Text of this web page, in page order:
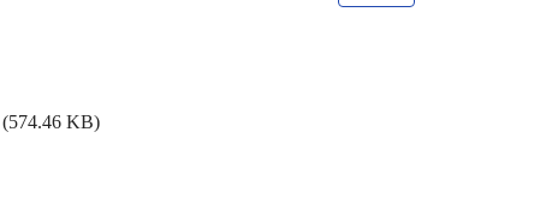
(574.46 KB)